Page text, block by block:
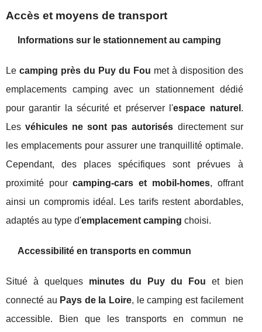
Accès et moyens de transport
Informations sur le stationnement au camping
Le camping près du Puy du Fou met à disposition des
emplacements camping avec un stationnement dédié
pour garantir la sécurité et préserver l'espace naturel .
Lesvéhicules ne sont pas autorisés directement sur
les emplacements pour assurer une tranquillité optimale.
Cependant, des places spécifiques sont prévues à
proximité pourcamping-cars et mobil-homes, offrant
ainsi un compromis idéal. Les tarifs restent abordables,
adaptés au type d'emplacement camping choisi.
Accessibilité en transports en commun
Situé à quelques minutes du Puy du Fou et bien
connecté au Pays de la Loire, le camping est facilement
accessible. Bien que les transports en commun ne